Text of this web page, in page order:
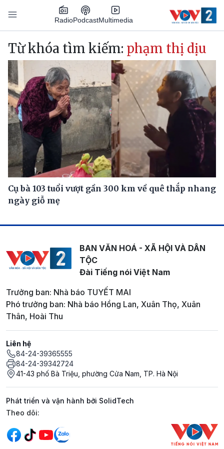
Nhảy đến nội dung
RadioPodcastMultimedia
Main navigation
Từ khóa tìm kiếm: phạm thị dịu
Cụ bà 103 tuổi vượt gần 300 km về quê thắp nhang
ngày giỗ mẹ
BAN VĂN HOÁ - XÃ HỘI VÀ DÂN
TỘC
Đài Tiếng nói Việt Nam
Trưởng ban: Nhà báo TUYẾT MAI
Phó trưởng ban: Nhà báo Hồng Lan, Xuân Thọ, Xuân
Thân, Hoài Thu
Liên hệ
84-24-39365555
84-24-39342724
41-43 phố Bà Triệu, phường Cửa Nam, TP. Hà Nội
Phát triển và vận hành bởi SolidTech
Mạng xã hội
Theo dõi: